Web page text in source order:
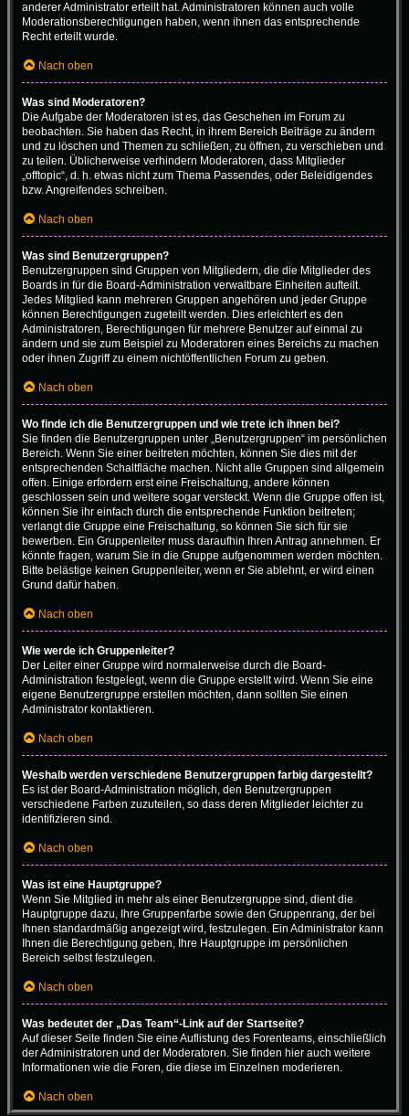
anderer Administrator erteilt hat. Administratoren können auch volle
Moderationsberechtigungen haben, wenn ihnen das entsprechende
Recht erteilt wurde.
Nach oben
Was sind Moderatoren?
Die Aufgabe der Moderatoren ist es, das Geschehen im Forum zu
beobachten. Sie haben das Recht, in ihrem Bereich Beiträge zu ändern
und zu löschen und Themen zu schließen, zu öffnen, zu verschieben und
zu teilen. Üblicherweise verhindern Moderatoren, dass Mitglieder
„offtopic“, d. h. etwas nicht zum Thema Passendes, oder Beleidigendes
bzw. Angreifendes schreiben.
Nach oben
Was sind Benutzergruppen?
Benutzergruppen sind Gruppen von Mitgliedern, die die Mitglieder des
Boards in für die Board-Administration verwaltbare Einheiten aufteilt.
Jedes Mitglied kann mehreren Gruppen angehören und jeder Gruppe
können Berechtigungen zugeteilt werden. Dies erleichtert es den
Administratoren, Berechtigungen für mehrere Benutzer auf einmal zu
ändern und sie zum Beispiel zu Moderatoren eines Bereichs zu machen
oder ihnen Zugriff zu einem nichtöffentlichen Forum zu geben.
Nach oben
Wo finde ich die Benutzergruppen und wie trete ich ihnen bei?
Sie finden die Benutzergruppen unter „Benutzergruppen“ im persönlichen
Bereich. Wenn Sie einer beitreten möchten, können Sie dies mit der
entsprechenden Schaltfläche machen. Nicht alle Gruppen sind allgemein
offen. Einige erfordern erst eine Freischaltung, andere können
geschlossen sein und weitere sogar versteckt. Wenn die Gruppe offen ist,
können Sie ihr einfach durch die entsprechende Funktion beitreten;
verlangt die Gruppe eine Freischaltung, so können Sie sich für sie
bewerben. Ein Gruppenleiter muss daraufhin Ihren Antrag annehmen. Er
könnte fragen, warum Sie in die Gruppe aufgenommen werden möchten.
Bitte belästige keinen Gruppenleiter, wenn er Sie ablehnt, er wird einen
Grund dafür haben.
Nach oben
Wie werde ich Gruppenleiter?
Der Leiter einer Gruppe wird normalerweise durch die Board-
Administration festgelegt, wenn die Gruppe erstellt wird. Wenn Sie eine
eigene Benutzergruppe erstellen möchten, dann sollten Sie einen
Administrator kontaktieren.
Nach oben
Weshalb werden verschiedene Benutzergruppen farbig dargestellt?
Es ist der Board-Administration möglich, den Benutzergruppen
verschiedene Farben zuzuteilen, so dass deren Mitglieder leichter zu
identifizieren sind.
Nach oben
Was ist eine Hauptgruppe?
Wenn Sie Mitglied in mehr als einer Benutzergruppe sind, dient die
Hauptgruppe dazu, Ihre Gruppenfarbe sowie den Gruppenrang, der bei
Ihnen standardmäßig angezeigt wird, festzulegen. Ein Administrator kann
Ihnen die Berechtigung geben, Ihre Hauptgruppe im persönlichen
Bereich selbst festzulegen.
Nach oben
Was bedeutet der „Das Team“-Link auf der Startseite?
Auf dieser Seite finden Sie eine Auflistung des Forenteams, einschließlich
der Administratoren und der Moderatoren. Sie finden hier auch weitere
Informationen wie die Foren, die diese im Einzelnen moderieren.
Nach oben